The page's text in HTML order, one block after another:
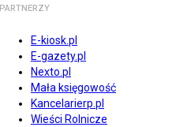
PARTNERZY
E-kiosk.pl
E-gazety.pl
Nexto.pl
Mała księgowość
Kancelarierp.pl
Wieści Rolnicze